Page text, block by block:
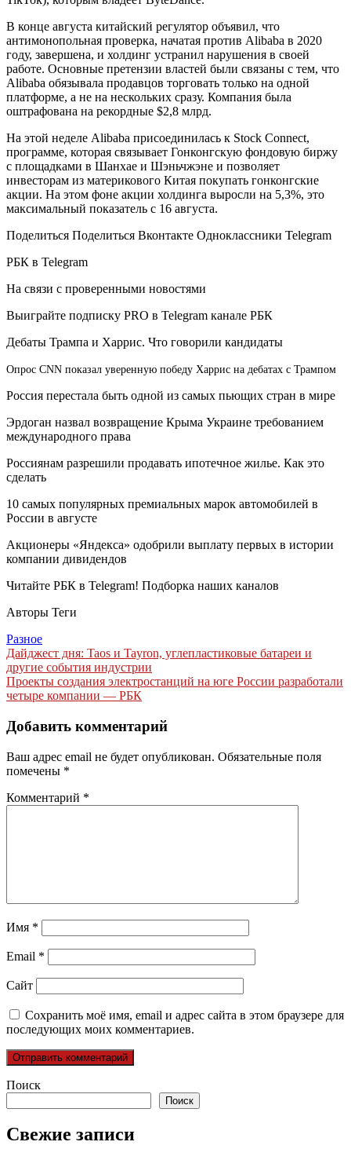
В конце августа китайский регулятор объявил, что
антимонопольная проверка, начатая против Alibaba в 2020
году, завершена, и холдинг устранил нарушения в своей
работе. Основные претензии властей были связаны с тем, что
Alibaba обязывала продавцов торговать только на одной
платформе, а не на нескольких сразу. Компания была
оштрафована на рекордные $2,8 млрд.
На этой неделе Alibaba присоединилась к Stock Connect,
программе, которая связывает Гонконгскую фондовую биржу
с площадками в Шанхае и Шэньчжэне и позволяет
инвесторам из материкового Китая покупать гонконгские
акции. На этом фоне акции холдинга выросли на 5,3%, это
максимальный показатель с 16 августа.
Поделиться Поделиться Вконтакте Одноклассники Telegram
РБК в Telegram
На связи с проверенными новостями
Выиграйте подписку PRO в Telegram канале РБК
Дебаты Трампа и Харрис. Что говорили кандидаты
Опрос CNN показал уверенную победу Харрис на дебатах с Трампом
Россия перестала быть одной из самых пьющих стран в мире
Эрдоган назвал возвращение Крыма Украине требованием
международного права
Россиянам разрешили продавать ипотечное жилье. Как это
сделать
10 самых популярных премиальных марок автомобилей в
России в августе
Акционеры «Яндекса» одобрили выплату первых в истории
компании дивидендов
Читайте РБК в Telegram! Подборка наших каналов
Авторы Теги
Разное
Навигация
по
записям
Дайджест дня: Taos и Tayron, углепластиковые батареи и
другие события индустрии
Проекты создания электростанций на юге России разработали
четыре компании — РБК
Добавить комментарий
Ваш адрес email не будет опубликован. Обязательные поля
помечены *
Комментарий *
Имя *
Email *
Сайт
Сохранить моё имя, email и адрес сайта в этом браузере для
последующих моих комментариев.
Поиск
Поиск
Свежие записи